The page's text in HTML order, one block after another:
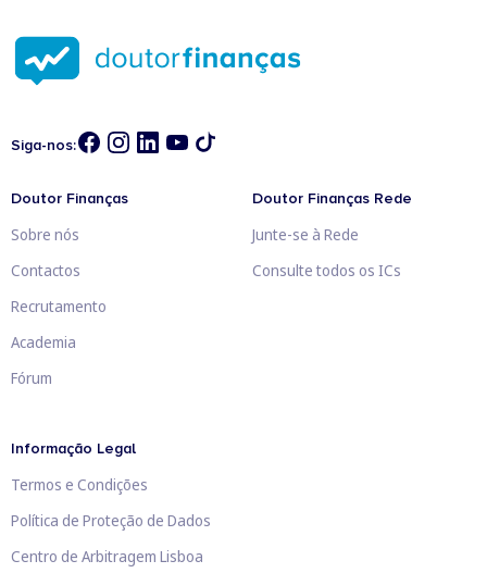
Siga-nos:
Doutor Finanças
Sobre nós
Contactos
Recrutamento
Academia
Fórum
Doutor Finanças Rede
Junte-se à Rede
Consulte todos os ICs
Informação Legal
Termos e Condições
Política de Proteção de Dados
Centro de Arbitragem Lisboa